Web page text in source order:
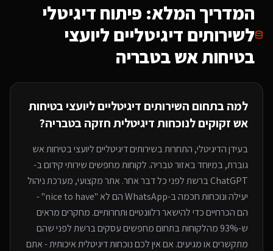
המדריך המלא: פיתוח דיגיטלי
לשירותים דיגיטליים ליועצי
בטיחות אשבטבריה
למה בתחום השירותים דיגיטליים ליועצי בטיחות
אשזקוקים לנוכחות דיגיטלית חזקה בטבריה?
בעידן הדיגיטלי, התחרות בשירותים דיגיטליים ליועצי בטיחות אש
גוברת, במיוחדבאזור טבריה. לקוחות מחפשים שירותיקידום ב-
ChatGPTברשת לפני כל דבר אחר. אתר מקצועי, מערכת ניהול
יעילה ונוכחות חכמה ב-WhatsApp הם לא "nice to have" -
הם הכרחיים כדי להישאר רלוונטיים ותחרותיים. מחקרים מראים
ש-93% מהלקוחות בתחום מחפשים עסקים ברשת לפני שהם
מתקשרים או מגיעים. אם אין לכם נוכחות דיגיטלית איכותית - אתם